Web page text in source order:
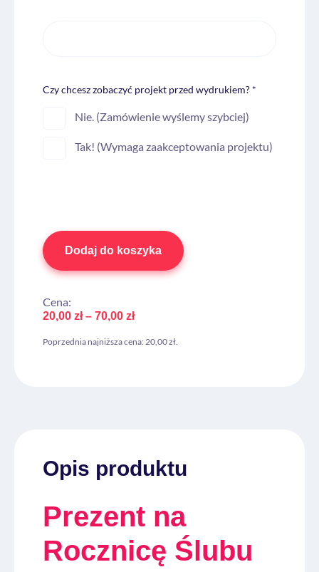
Czy chcesz zobaczyć projekt przed wydrukiem? *
Nie. (Zamówienie wyślemy szybciej)
Tak! (Wymaga zaakceptowania projektu)
Dodaj do koszyka
Cena:
20,00 zł – 70,00 zł
Poprzednia najniższa cena: 20,00zł
Opis produktu
Prezent na
Rocznicę Ślubu